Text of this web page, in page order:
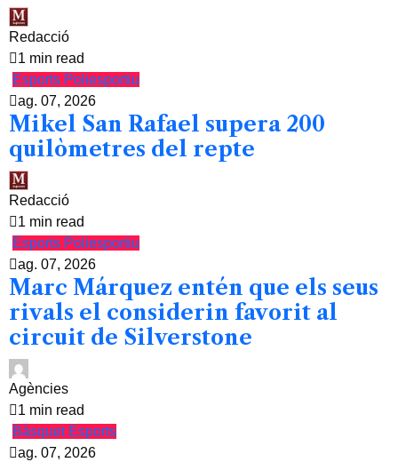
Redacció
1 min read
Esports Poliesportiu
ag. 07, 2026
Mikel San Rafael supera 200
quilòmetres del repte
Redacció
1 min read
Esports Poliesportiu
ag. 07, 2026
Marc Márquez entén que els seus
rivals el considerin favorit al
circuit de Silverstone
Agències
1 min read
Bàsquet Esports
ag. 07, 2026